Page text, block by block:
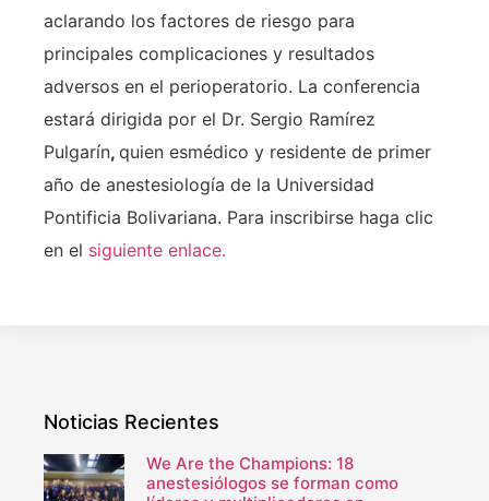
aclarando los factores de riesgo para
principales complicaciones y resultados
adversos en el perioperatorio. La conferencia
estará dirigida por el Dr. Sergio Ramírez
Pulgarín, quien esmédico y residente de primer
año de anestesiología de la Universidad
Pontificia Bolivariana. Para inscribirse haga clic
en el siguiente enlace.
Noticias Recientes
We Are the Champions: 18
anestesiólogos se forman como